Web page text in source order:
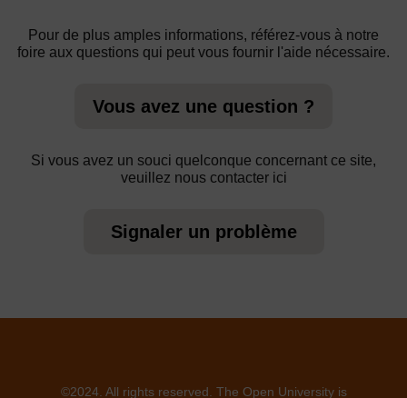
Pour de plus amples informations, référez-vous à notre
foire aux questions qui peut vous fournir l'aide nécessaire.
Vous avez une question ?
Si vous avez un souci quelconque concernant ce site,
veuillez nous contacter ici
Signaler un problème
©2024. All rights reserved. The Open University is